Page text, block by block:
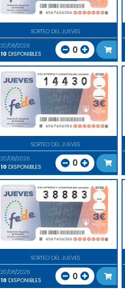
SORTEO DEL JUEVES
20/08/2026
10 DISPONIBLES 0
SORTEO DEL JUEVES
20/08/2026
10 DISPONIBLES 0
SORTEO DEL JUEVES
20/08/2026
10 DISPONIBLES 0